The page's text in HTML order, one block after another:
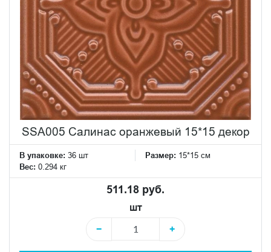
SSA005 Салинас оранжевый 15*15 декор
В упаковке: 36 шт Размер: 15*15 см
Вес: 0.294 кг
511.18 руб.
шт
−
+